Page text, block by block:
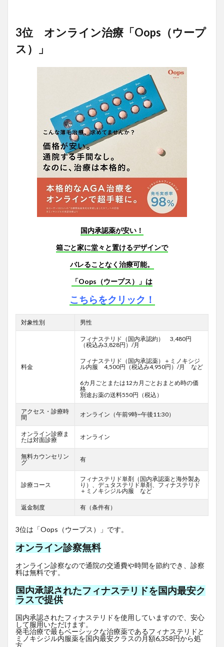
3位 オンライン治療「Oops（ウープ
ス）」
国内承認薬が安い！
箱ごと家に堂々と置けるデザインで
バレることなく治療可能。
「Oops（ウープス）」は
こちらをクリック！
対象性別 男性
料金
フィナステリド（国内承認約） 3,480円
（税込み3,828円）/月
フィナステリド（国内承認薬）＋ミノキシジ
ル内服 4,500円（税込み4,950円）/月 など
6カ月ごとまたは12カ月ごとおまとめ時の価
格
別途お薬の送料550円（税込）
アクセス・診療時
間
オンライン（午前9時~午後11:30）
オンライン診療ま
たは対面診療
オンライン
無料カウンセリン
グ
有
診療コース
フィナステリド単剤（国内承認薬と海外製あ
り）、デュタステリド単剤、フィナステリド
＋ミノキシジル内服 など
返金制度 有（条件有）
3位は「Oops（ウープス）」です。
オンライン診察無料
オンライン診察なので通院の交通費や時間を節約でき、診察
料は無料です。
国内承認されたフィナステリドを国内最安ク
ラスで提供
国内承認されたフィナステリドを使用していますので、安心
して服用いただけます。
発毛治療で最もベーシックな治療薬であるフィナステリドと
ミノキシジル内服薬を国内最安クラスの月額6,358円から処
方。